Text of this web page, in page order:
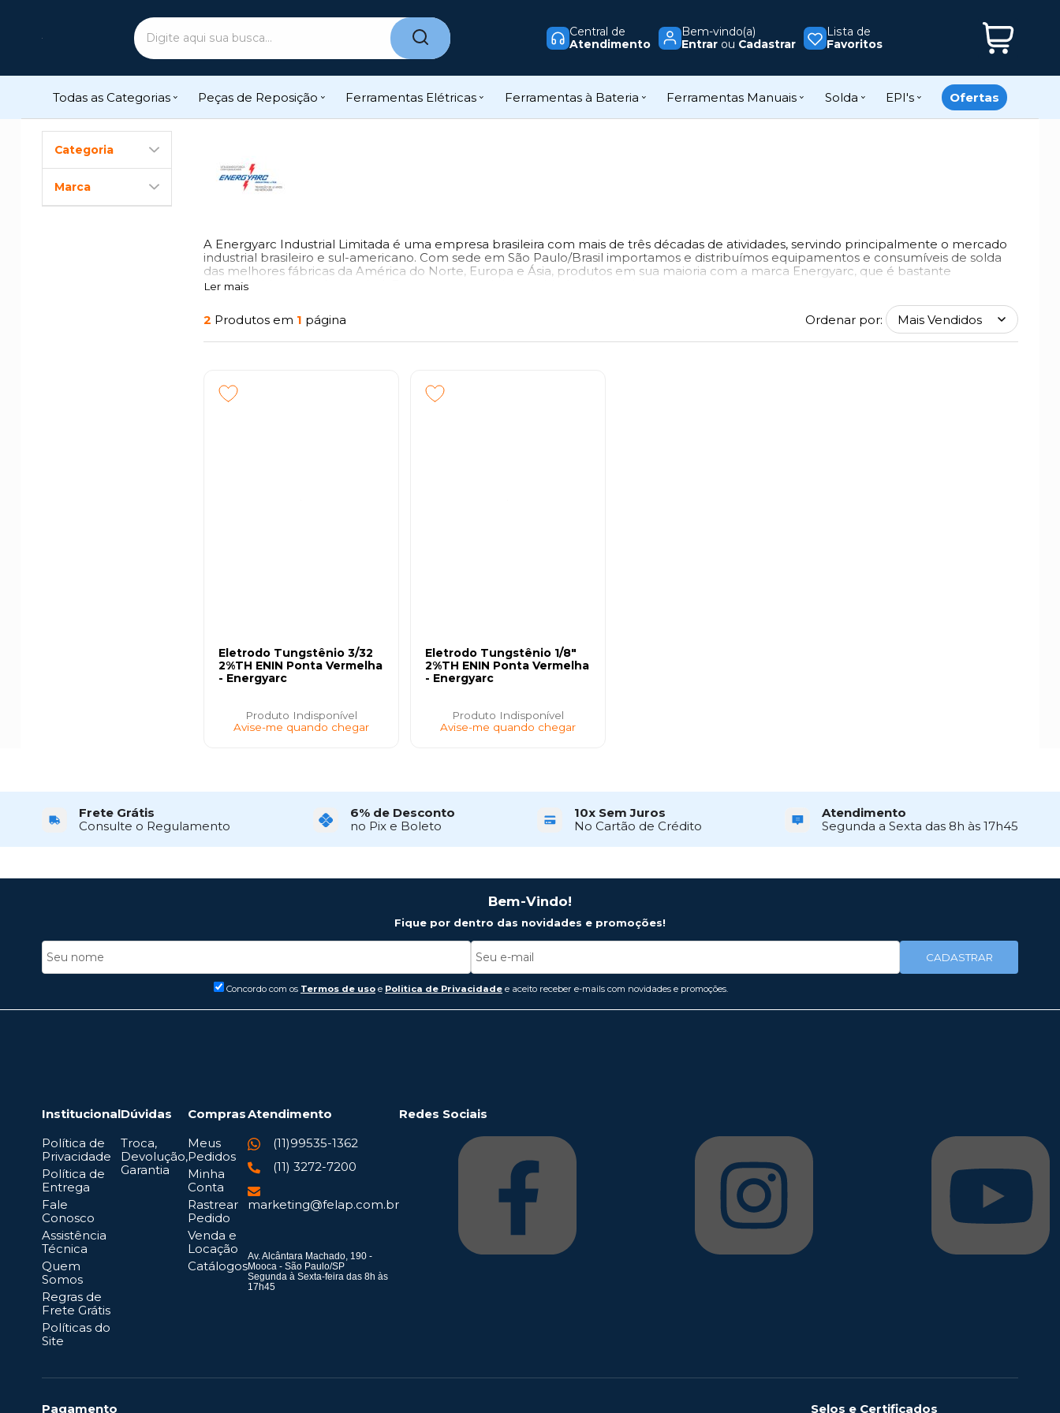
Central de
Atendimento
Bem-vindo(a)
Entrarou Cadastrar
Lista de
Favoritos
Todas as Categorias Peças de Reposição Ferramentas Elétricas Ferramentas à Bateria Ferramentas Manuais Solda EPI's Ofertas
Categoria
Marca
A Energyarc Industrial Limitada é uma empresa brasileira com mais de três décadas de atividades, servindo principalmente o mercado
industrial brasileiro e sul-americano. Com sede em São Paulo/Brasil importamos e distribuímos equipamentos e consumíveis de solda
das melhores fábricas da América do Norte, Europa e Ásia, produtos em sua maioria com a marca Energyarc, que é bastante
reconhecida por todo o país. A Energyarc possui duas unidades de negócios:
Fornecimento de consumíveis, tochas e equipamentos de solda e corte para Caldeirarias, Fundições e Metalúrgicas;
Fornecimento de matérias-primas minerais e produtos químicos para Indústria Cerâmica (Colorifícios, Pisos, Sanitários e Mesa),
Ler mais
2 Produtos em 1 página Ordenar por:
Eletrodo Tungstênio 3/32
2%TH ENIN Ponta Vermelha
- Energyarc
Produto Indisponível
Avise-me quando chegar
Eletrodo Tungstênio 1/8"
2%TH ENIN Ponta Vermelha
- Energyarc
Produto Indisponível
Avise-me quando chegar
Frete Grátis
Consulte o Regulamento
6% de Desconto
no Pix e Boleto
10x Sem Juros
No Cartão de Crédito
Atendimento
Segunda a Sexta das 8h às 17h45
Bem-Vindo!
Fique por dentro das novidades e promoções!
Concordo com os Termos de uso e Politica de Privacidade e aceito receber e-mails com novidades e promoções.
CADASTRAR
Institucional
Política de
Privacidade
Política de
Entrega
Fale
Conosco
Assistência
Técnica
Quem
Somos
Regras de
Frete Grátis
Políticas do
Site
Dúvidas
Troca,
Devolução,
Garantia
Compras
Meus
Pedidos
Minha
Conta
Rastrear
Pedido
Venda e
Locação
Catálogos
Atendimento
(11)99535-1362
(11) 3272-7200
marketing@felap.com.br
Av. Alcântara Machado, 190 -
Mooca - São Paulo/SP
Segunda à Sexta-feira das 8h às
17h45
Redes Sociais
Pagamento Selos e Certificados